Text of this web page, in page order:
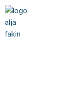
Skip
content